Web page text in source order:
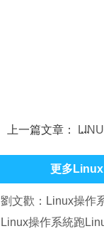
上一篇文章：
更多Linux
劉文歡：Linux操作
Linux操作系統跑